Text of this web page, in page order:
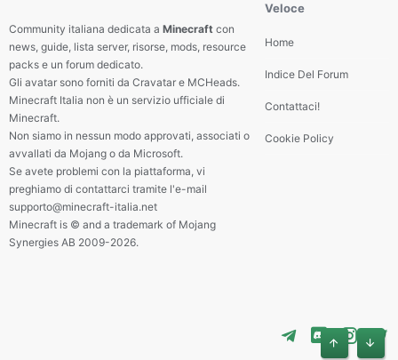
Community italiana dedicata a Minecraft con
news, guide, lista server, risorse, mods, resource
packs e un forum dedicato.
Gli avatar sono forniti da Cravatar e MCHeads.
Minecraft Italia non è un servizio ufficiale di
Minecraft.
Non siamo in nessun modo approvati, associati o
avvallati da Mojang o da Microsoft.
Se avete problemi con la piattaforma, vi
preghiamo di contattarci tramite l'e-mail
supporto@minecraft-italia.net
Minecraft is © and a trademark of Mojang
Synergies AB 2009-2026.
Veloce
Home
Indice Del Forum
Contattaci!
Cookie Policy
Alto Basso